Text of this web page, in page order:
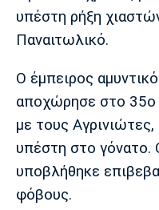
Πολιτισμός
Τραγούδια
Cine Spot
Running
Media
Παρασκήνιο
Πρόγραμμα TV
Μπαρτσελόνα
υπέστη ρήξη
Παναιτωλικό.
O έμπειρος
αποχώρησε στο 35ο
με τους
υπέστη στο γόνατο.
υποβλήθηκε
φόβους.